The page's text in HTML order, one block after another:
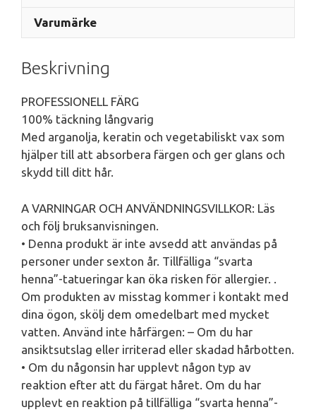
Varumärke
Beskrivning
PROFESSIONELL FÄRG
100% täckning långvarig
Med arganolja, keratin och vegetabiliskt vax som
hjälper till att absorbera färgen och ger glans och
skydd till ditt hår.
A VARNINGAR OCH ANVÄNDNINGSVILLKOR: Läs
och följ bruksanvisningen.
• Denna produkt är inte avsedd att användas på
personer under sexton år. Tillfälliga “svarta
henna”-tatueringar kan öka risken för allergier. .
Om produkten av misstag kommer i kontakt med
dina ögon, skölj dem omedelbart med mycket
vatten. Använd inte hårfärgen: – Om du har
ansiktsutslag eller irriterad eller skadad hårbotten.
• Om du någonsin har upplevt någon typ av
reaktion efter att du färgat håret. Om du har
upplevt en reaktion på tillfälliga “svarta henna”-